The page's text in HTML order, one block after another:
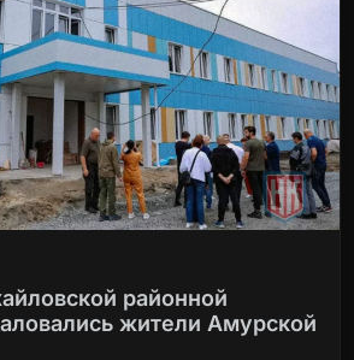
районной
жители Амурской